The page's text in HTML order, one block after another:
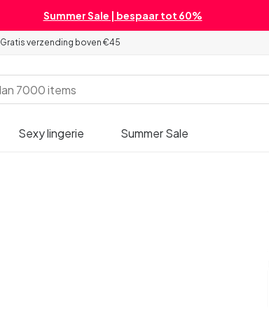
Summer Sale | bespaar tot 60%
Gratis verzending boven €45
Sexy lingerie Summer Sale